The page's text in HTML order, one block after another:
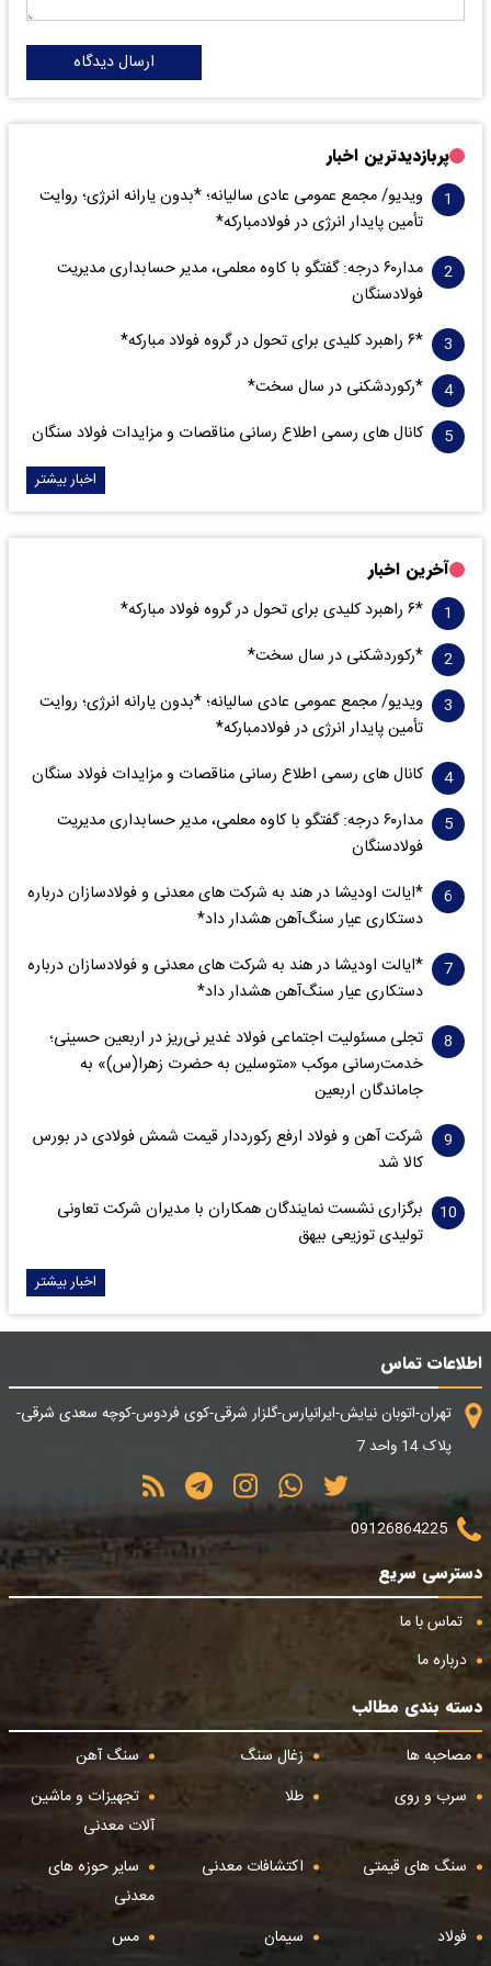
ارسال دیدگاه
پربازدیدترین اخبار
ویدیو/ مجمع عمومی عادی سالیانه؛ *بدون یارانه انرژی؛ روایت
تأمین پایدار انرژی در فولادمبارکه*
مدار‌۶٠ درجه: گفتگو با کاوه معلمی، مدیر حسابداری مدیریت
فولادسنگان
*۶ راهبرد کلیدی برای تحول در گروه فولاد مبارکه*
*رکوردشکنی در سال سخت*
کانال های رسمی اطلاع رسانی مناقصات و مزایدات فولاد سنگان
اخبار بیشتر
آخرین اخبار
*۶ راهبرد کلیدی برای تحول در گروه فولاد مبارکه*
*رکوردشکنی در سال سخت*
ویدیو/ مجمع عمومی عادی سالیانه؛ *بدون یارانه انرژی؛ روایت
تأمین پایدار انرژی در فولادمبارکه*
کانال های رسمی اطلاع رسانی مناقصات و مزایدات فولاد سنگان
مدار‌۶٠ درجه: گفتگو با کاوه معلمی، مدیر حسابداری مدیریت
فولادسنگان
*ایالت اودیشا در هند به شرکت های معدنی و فولادسازان درباره
دستکاری عیار سنگ‌آهن هشدار داد*
*ایالت اودیشا در هند به شرکت های معدنی و فولادسازان درباره
دستکاری عیار سنگ‌آهن هشدار داد*
تجلی مسئولیت اجتماعی فولاد غدیر نی‌ریز در اربعین حسینی؛
خدمت‌رسانی موکب «متوسلین به حضرت زهرا(س)» به
جاماندگان اربعین
شرکت آهن و فولاد ارفع رکورددار قیمت شمش فولادی در بورس
کالا شد
برگزاری نشست نمایندگان همکاران با مدیران شرکت تعاونی
تولیدی توزیعی بیهق
اخبار بیشتر
اطلاعات تماس
تهران-اتوبان نیایش-ایرانپارس-گلزار شرقی-کوی فردوس-کوچه سعدی شرقی-
پلاک 14 واحد 7
09126864225
دسترسی سریع
تماس با ما
درباره ما
دسته بندی مطالب
مصاحبه ها
زغال سنگ
سنگ آهن
سرب و روی
طلا
تجهیزات و ماشین
آلات معدنی
سنگ های قیمتی
اکتشافات معدنی
سایر حوزه های
معدنی
فولاد
سیمان
مس